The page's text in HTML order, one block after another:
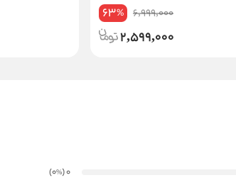
6,999,000
63%
2,599,000
0
(0
%
)